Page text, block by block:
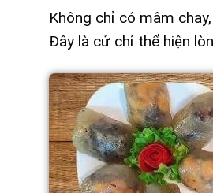
Không chỉ có mâm
Đây là cử chỉ thể hiện